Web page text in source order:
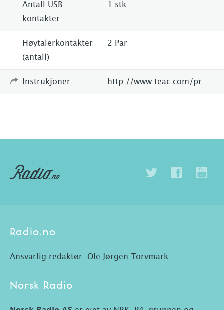
Antall USB-
kontakter
1 stk
Høytalerkontakter
(antall)
2 Par
Instrukjoner
Radio.no
Ansvarlig redaktør: Ole Jørgen Torvmark.
Norsk Radio